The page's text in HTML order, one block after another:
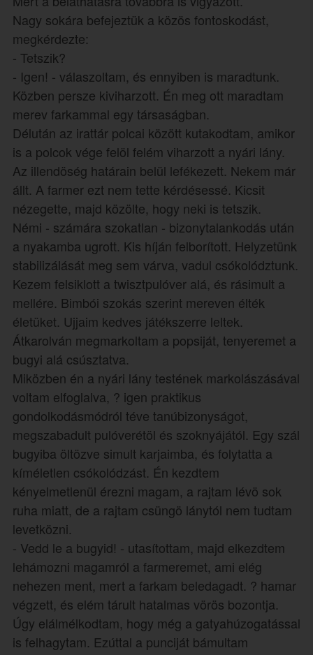
Nagy sokára befejeztük a közös fontoskodást,
megkérdezte:
- Tetszik?
- Igen! - válaszoltam, és ennyiben is maradtunk.
Közben persze kiviharzott. Én meg ott maradtam
merev farkammal egy társaságban.
Délután az irattár polcai között kutakodtam, amikor
is a polcok vége felöl felém viharzott a nyári lány.
Az illendöség határain belül lefékezett. Nekem már
állt. A farmer ezt nem tette kérdésessé. Kicsit
nézegette, majd közölte, hogy neki is tetszik.
Némi - számára szokatlan - bizonytalankodás után
a nyakamba ugrott. Kis híján felborított. Helyzetünk
stabilizálását meg sem várva, vadul csókolództunk.
Kezem felsiklott a twisztpulóver alá, és rásimult a
mellére. Bimbói szokás szerint mereven élték
életüket. Ujjaim kedves játékszerre leltek.
Átkarolván megmarkoltam a popsiját, tenyeremet a
bugyi alá csúsztatva.
Miközben én a nyári lány testének markolászásával
voltam elfoglalva, ? igen praktikus
gondolkodásmódról téve tanúbizonyságot,
megszabadult pulóverétöl és szoknyájától. Egy szál
bugyiba öltözve simult karjaimba, és folytatta a
kíméletlen csókolódzást. Én kezdtem
kényelmetlenül érezni magam, a rajtam lévö sok
ruha miatt, de a rajtam csüngö lánytól nem tudtam
levetközni.
- Vedd le a bugyid! - utasítottam, majd elkezdtem
lehámozni magamról a farmeremet, ami elég
nehezen ment, mert a farkam beledagadt. ? hamar
végzett, és elém tárult hatalmas vörös bozontja.
Úgy elálmélkodtam, hogy még a gatyahúzogatással
is felhagytam. Ezúttal a punciját bámultam